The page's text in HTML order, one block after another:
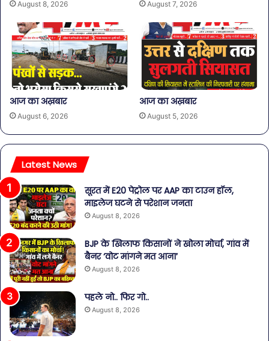
August 8, 2026 August 7, 2026
आज का अख़बार
August 6, 2026
आज का अख़बार
August 5, 2026
Latest News
सूरत में E20 पेट्रोल पर AAP का टाउन हॉल,
माइलेज घटने से परेशान जनता
August 8, 2026
BJP के खिलाफ किसानों ने खोला मोर्चा, गांव में
बैनर ‘वोट मांगने मत आना’
August 8, 2026
पहले नो.. फिर गो..
August 8, 2026